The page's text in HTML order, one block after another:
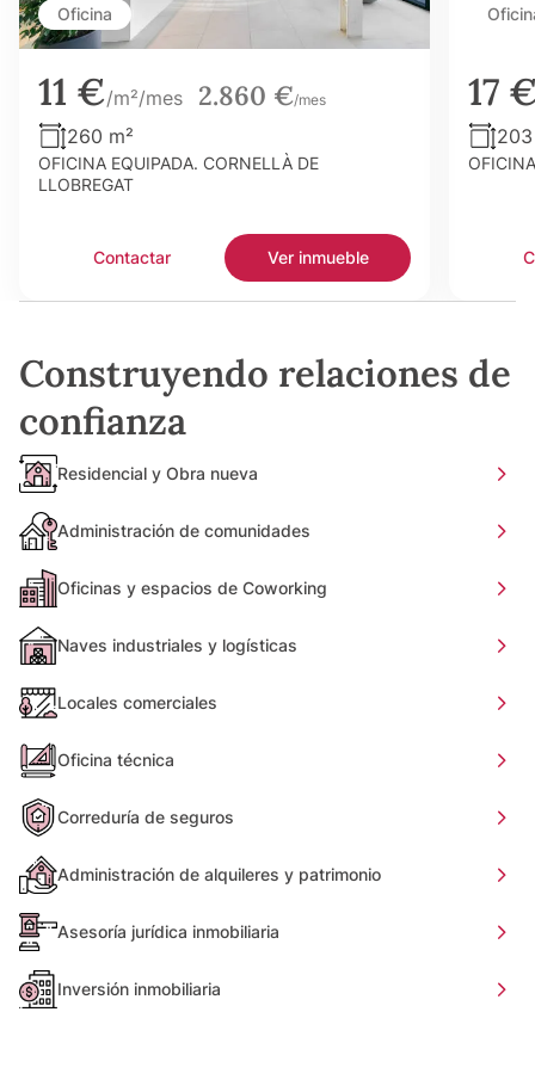
Oficina
11 €/m²/mes 2.860 €/mes
260 m²
OFICINA EQUIPADA. CORNELLÀ DE
LLOBREGAT
Contactar Ver inmueble
17
Construyendo relaciones de
confianza
Residencial y Obra nueva
Administración de comunidades
Oficinas y espacios de Coworking
Naves industriales y logísticas
Locales comerciales
Oficina técnica
Correduría de seguros
Administración de alquileres y patrimonio
Asesoría jurídica inmobiliaria
Inversión inmobiliaria